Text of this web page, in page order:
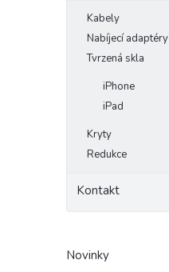
Kabely
Nabíjecí adaptéry
Tvrzená skla
iPhone
iPad
Kryty
Redukce
Kontakt
Novinky